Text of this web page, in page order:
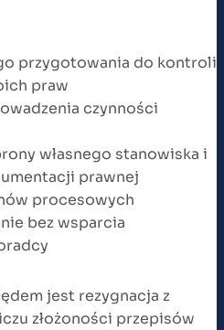
przygotowania do kontroli
praw
czynności
własnego stanowiska i
prawnej
procesowych
bez wsparcia
jest rezygnacja z
złożoności przepisów